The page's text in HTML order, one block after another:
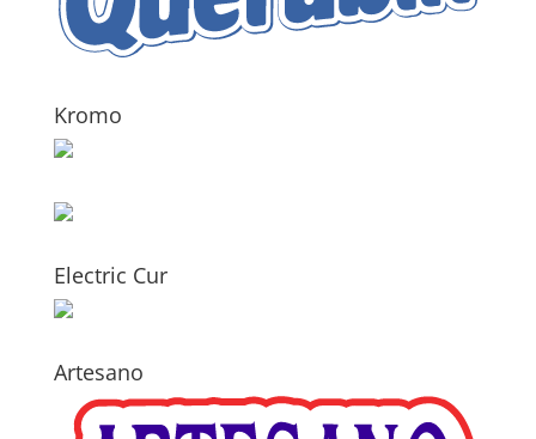
Kromo
Electric Cur
Artesano